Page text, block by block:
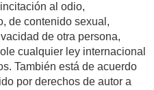
al odio,
de contenido sexual,
de otra persona,
cualquier ley internacional
También está de acuerdo
por derechos de autor a